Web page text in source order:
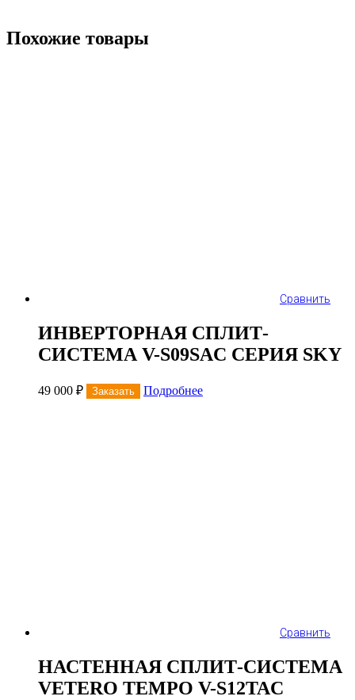
Похожие товары
Сравнить
ИНВЕРТОРНАЯ СПЛИТ-
СИСТЕМА V-S09SAC СЕРИЯ SKY
49 000 ₽ Заказать Подробнее
Сравнить
НАСТЕННАЯ СПЛИТ-СИСТЕМА
VETERO TEMPO V-S12TAC